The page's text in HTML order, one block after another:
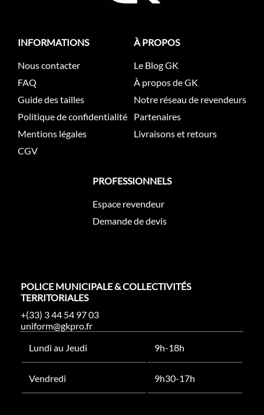
INFORMATIONS
Nous contacter
FAQ
Guide des tailles
Politique de confidentialité
Mentions légales
CGV
À PROPOS
Le Blog GK
À propos de GK
Notre réseau de revendeurs
Partenaires
Livraisons et retours
PROFESSIONNELS
Espace revendeur
Demande de devis
POLICE MUNICIPALE & COLLECTIVITÉS
TERRITORIALES
+(33) 3 44 54 97 03
uniform@gkpro.fr
Lundi au Jeudi
9h-18h
Vendredi 9h30-17h